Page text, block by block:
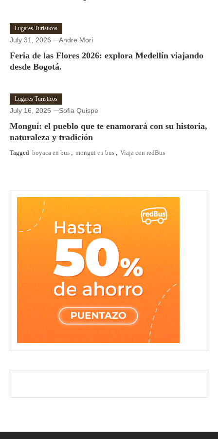
Lugares Turísticos
July 31, 2026 Andre Mori
Feria de las Flores 2026: explora Medellín viajando
desde Bogotá.
Lugares Turísticos
July 16, 2026 Sofia Quispe
Monguí: el pueblo que te enamorará con su historia,
naturaleza y tradición
Tagged boyaca en bus , mongui en bus , Viaja con redBus